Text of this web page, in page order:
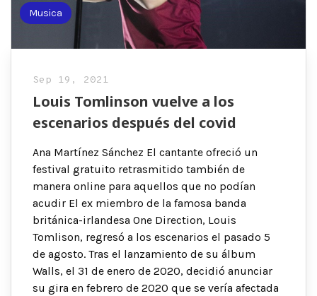
Musica
Sep 19, 2021
Louis Tomlinson vuelve a los
escenarios después del covid
Ana Martínez Sánchez El cantante ofreció un
festival gratuito retrasmitido también de
manera online para aquellos que no podían
acudir El ex miembro de la famosa banda
británica-irlandesa One Direction, Louis
Tomlison, regresó a los escenarios el pasado 5
de agosto. Tras el lanzamiento de su álbum
Walls, el 31 de enero de 2020, decidió anunciar
su gira en febrero de 2020 que se vería afectada